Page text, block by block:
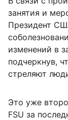
занятия и
Президент
изменений в
подчеркнув,
стреляют
Это уже
FSU за